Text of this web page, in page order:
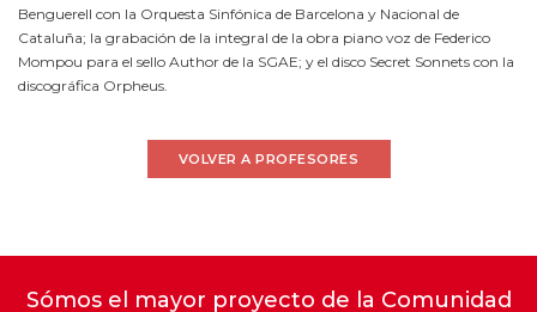
Benguerell con la Orquesta Sinfónica de Barcelona y Nacional de
Cataluña; la grabación de la integral de la obra piano voz de Federico
Mompou para el sello Author de la SGAE; y el disco Secret Sonnets con la
discográfica Orpheus.
VOLVER A PROFESORES
Sómos el mayor proyecto de la Comunidad